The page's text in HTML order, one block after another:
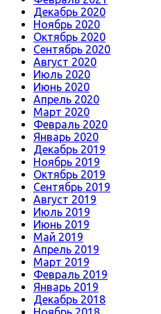
Декабрь 2020
Ноябрь 2020
Октябрь 2020
Сентябрь 2020
Август 2020
Июль 2020
Июнь 2020
Апрель 2020
Март 2020
Февраль 2020
Январь 2020
Декабрь 2019
Ноябрь 2019
Октябрь 2019
Сентябрь 2019
Август 2019
Июль 2019
Июнь 2019
Май 2019
Апрель 2019
Март 2019
Февраль 2019
Январь 2019
Декабрь 2018